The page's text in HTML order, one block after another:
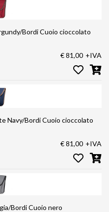
Bordi Cuoio cioccolato
€ 81,00 +IVA
Navy/Bordi Cuoio cioccolato
€ 81,00 +IVA
Bordi Cuoio nero